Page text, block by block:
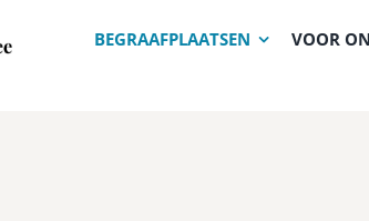
BEGRAAFPLAATSEN VOOR